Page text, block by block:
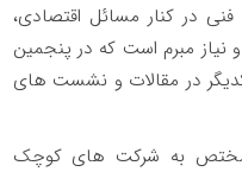
فنی در کنار مسائل اقتصادی،
نیاز مبرم است که در پنجمین
در مقالات و نشست های
به شرکت های کوچک